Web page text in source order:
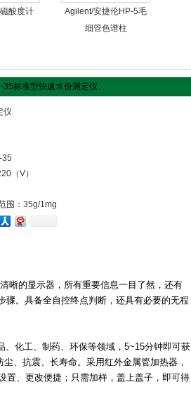
酸度计
Agilent/安捷伦HP-5毛
细管色谱柱
标准型快速水份测定仪
仪
35
（V）
围：35g/1mg
晰的显示器，所有重要信息一目了然，还有
。具备全自控终点判断，还具有必要的无程
化工、制药、环保等领域， 5~15分钟即可获
尘、抗震、长寿命。采用红外金属管加热器，
置、更改便捷；只需加样，盖上盖子，即可得